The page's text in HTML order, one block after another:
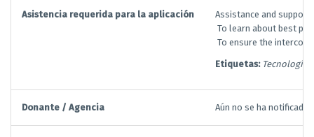
Asistencia requerida para la aplicación
Assistance and support
To learn about best
To ensure the
Etiquetas:
Donante / Agencia Aún no se ha notificado